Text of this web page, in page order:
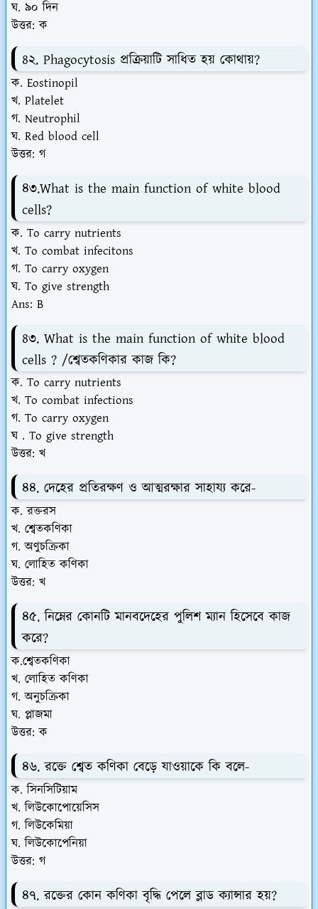
ঘ. ৯০ দিন
উত্তর: ক
8২. Phagocytosis প্রক্রিয়াটি সাধিত হয় কোথায়?
ক. Eostinopil
খ. Platelet
গ. Neutrophil
ঘ. Red blood cell
উত্তর: গ
৪৩.What is the main function of white blood
cells?
ক. To carry nutrients
খ. To combat infecitons
গ. To carry oxygen
ঘ. To give strength
Ans: B
8৩. What is the main function of white blood
cells ? /শ্বেতকণিকার কাজ কি?
ক. To carry nutrients
খ. To combat infections
গ. To carry oxygen
ঘ . To give strength
উত্তর: খ
৪৪. দেহের প্রতিরক্ষণ ও আত্মরক্ষার সাহায্য করে-
ক. রক্তরস
খ. শ্বেতকণিকা
গ. অণুচক্রিকা
ঘ. লোহিত কণিকা
উত্তর: খ
৪৫. নিম্নের কোনটি মানবদেহের পুলিশ ম্যান হিসেবে কাজ
করে?
ক.শ্বেতকণিকা
খ. লোহিত কণিকা
গ. অনুচক্রিকা
ঘ. প্লাজমা
উত্তর: ক
৪৬. রক্তে শ্বেত কণিকা বেড়ে যাওয়াকে কি বলে-
ক. সিনসিটিয়াম
খ. লিউকোপোয়েসিস
গ. লিউকেমিয়া
ঘ. লিউকোপেনিয়া
উত্তর: গ
৪৭. রক্তের কোন কণিকা বৃদ্ধি পেলে ব্লাড ক্যান্সার হয়?